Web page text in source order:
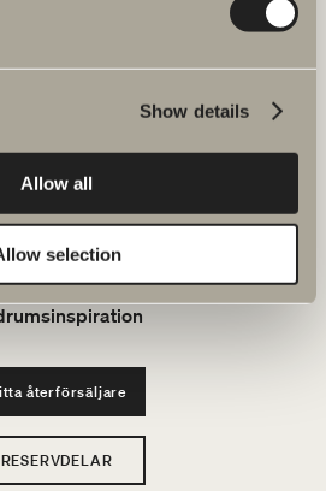
Show details
Allow all
selection
Hållbarhet
återförsäljare
RESERVDELAR